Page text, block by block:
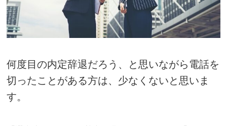
何度目の内定辞退だろう、と思いながら電話を
切ったことがある方は、少なくないと思いま
す。